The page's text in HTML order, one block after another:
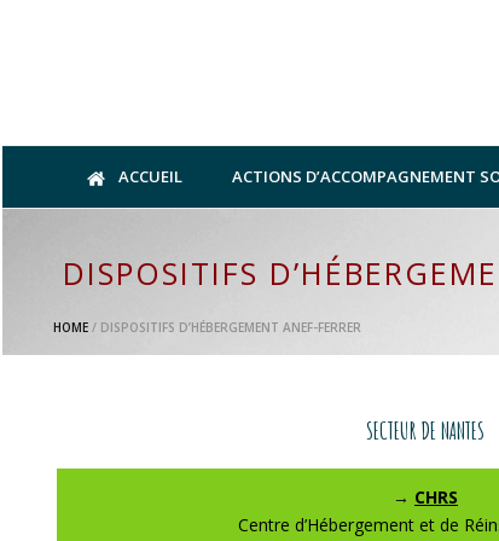
ACCUEIL ACTIONS D’ACCOMPAGNEMENT
DISPOSITIFS
HOME / DISPOSITIFS D’HÉBERGEMENT ANEF-FERRER
SECTEUR DE NANTES
→ CHRS
Centre d’Hébergement et de